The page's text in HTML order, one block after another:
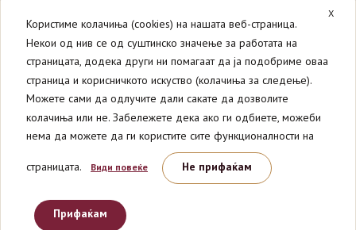
© 2026Вино Маркет - МОНДАВИ ДООЕЛ.
Сите права се задржани.
X
Користиме колачиња (cookies) на нашата веб-страница.
Некои од нив се од суштинско значење за работата на
страницата, додека други ни помагаат да ја подобриме оваа
страница и корисничкото искуство (колачиња за следење).
Можете сами да одлучите дали сакате да дозволите
колачиња или не. Забележете дека ако ги одбиете, можеби
нема да можете да ги користите сите функционалности на
страницата. Види повеќе Не прифаќам
Прифаќам